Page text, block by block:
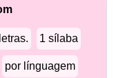
1 sílaba
por línguagem